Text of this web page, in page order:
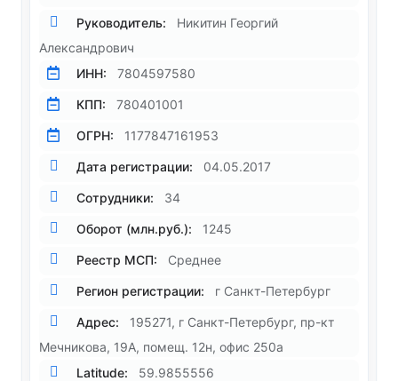
Руководитель:
Никитин Георгий
Александрович
ИНН:
7804597580
КПП: 780401001
ОГРН: 1177847161953
Дата регистрации: 04.05.2017
Сотрудники: 34
Оборот (млн.руб.): 1245
Реестр МСП: Среднее
Регион регистрации: г Санкт-Петербург
Адрес:
195271, г Санкт-Петербург, пр-кт
Мечникова, 19А, помещ. 12н, офис 250а
Latitude:
59.9855556